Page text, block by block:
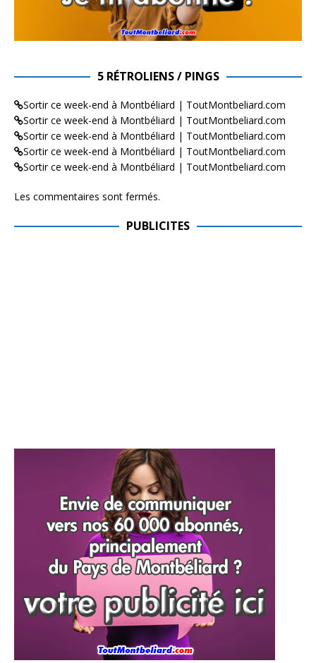
5 RÉTROLIENS / PINGS
Sortir ce week-end à Montbéliard | ToutMontbeliard.com
Sortir ce week-end à Montbéliard | ToutMontbeliard.com
Sortir ce week-end à Montbéliard | ToutMontbeliard.com
Sortir ce week-end à Montbéliard | ToutMontbeliard.com
Sortir ce week-end à Montbéliard | ToutMontbeliard.com
Les commentaires sont fermés.
PUBLICITES